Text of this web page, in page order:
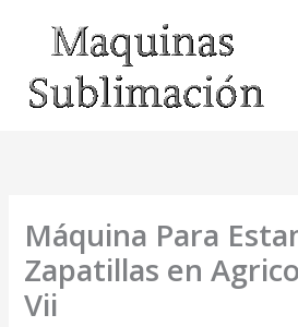
contenido
Máquina Para
Zapatillas en
Vii